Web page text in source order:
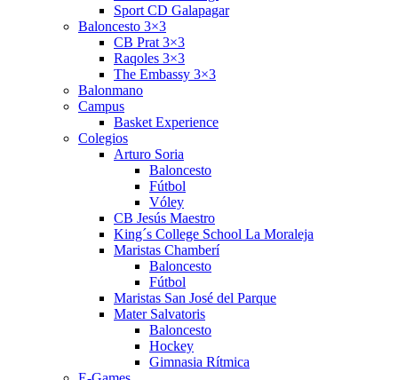
Sport CD Galapagar
Baloncesto 3×3
CB Prat 3×3
Raqoles 3×3
The Embassy 3×3
Balonmano
Campus
Basket Experience
Colegios
Arturo Soria
Baloncesto
Fútbol
Vóley
CB Jesús Maestro
King´s College School La Moraleja
Maristas Chamberí
Baloncesto
Fútbol
Maristas San José del Parque
Mater Salvatoris
Baloncesto
Hockey
Gimnasia Rítmica